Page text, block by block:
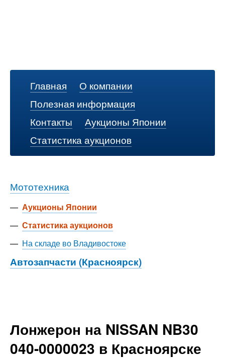
Главная
О компании
Полезная информация
Контакты
Аукционы Японии
Статистика аукционов
Мототехника
— Аукционы Японии
— Статистика аукционов
— На складе во Владивостоке
Автозапчасти (Красноярск)
Лонжерон на NISSAN NB30
040-0000023 в Красноярске